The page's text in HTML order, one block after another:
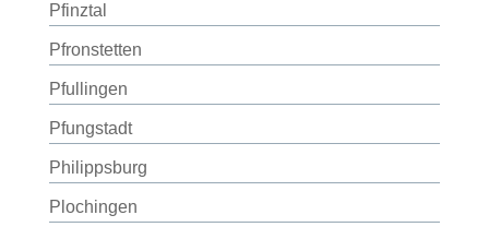
Pfinztal
Pfronstetten
Pfullingen
Pfungstadt
Philippsburg
Plochingen